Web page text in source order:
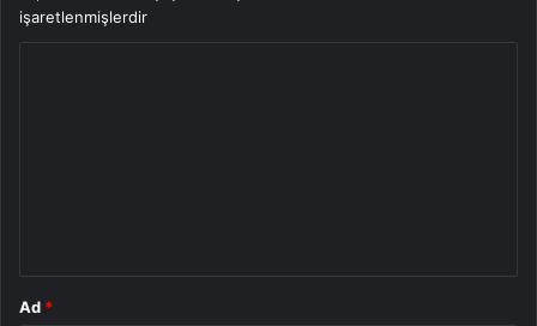
işaretlenmişlerdir
Ad *